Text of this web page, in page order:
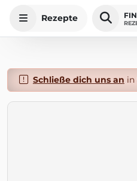
Rezepte
Schließe dich uns an in